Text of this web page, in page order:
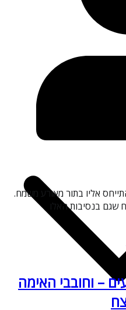
אליו בתור מאורע משמח.
שגם בנסיבות האלו
– וחובבי האימה